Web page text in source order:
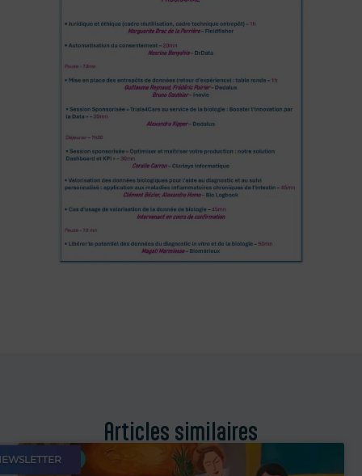
Articles similaires
PRESSE